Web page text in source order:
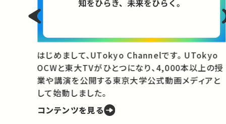
はじめまして、UTokyo Channelです。 UTokyo
OCWと東大TVがひとつになり、4,000本以上の授
業や講演を公開する東京大学公式動画メディアと
して始動しました。
コンテンツを見る